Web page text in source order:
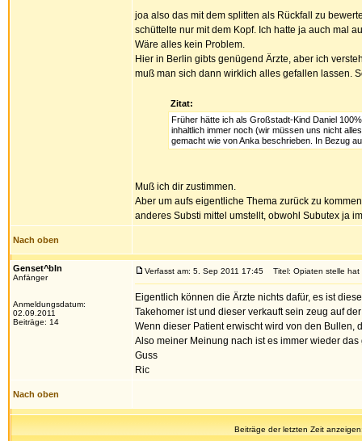
joa also das mit dem splitten als Rückfall zu
schüttelte nur mit dem Kopf. Ich hatte ja auch mal
Wäre alles kein Problem.
Hier in Berlin gibts genügend Ärzte, aber ich
muß man sich dann wirklich alles gefallen lassen.
Zitat:
Früher hätte ich als Großstadt-Kind Daniel
inhaltlich immer noch (wir müssen uns nicht
gemacht wie von Anka beschrieben. In Bezug
Muß ich dir zustimmen.
Aber um aufs eigentliche Thema zurück zu
anderes Substi mittel umstellt, obwohl Subutex ja
Nach oben
Genset^bln
Anfänger
Anmeldungsdatum:
02.09.2011
Beiträge: 14
Verfasst am: 5. Sep 2011 17:45 Titel: Opiaten stelle hat
Eigentlich können die Ärzte nichts dafür, es ist
Takehomer ist und dieser verkauft sein zeug auf
Wenn dieser Patient erwischt wird von den Bullen,
Also meiner Meinung nach ist es immer wieder
Guss
Ric
Nach oben
Beiträge der letzten Zeit